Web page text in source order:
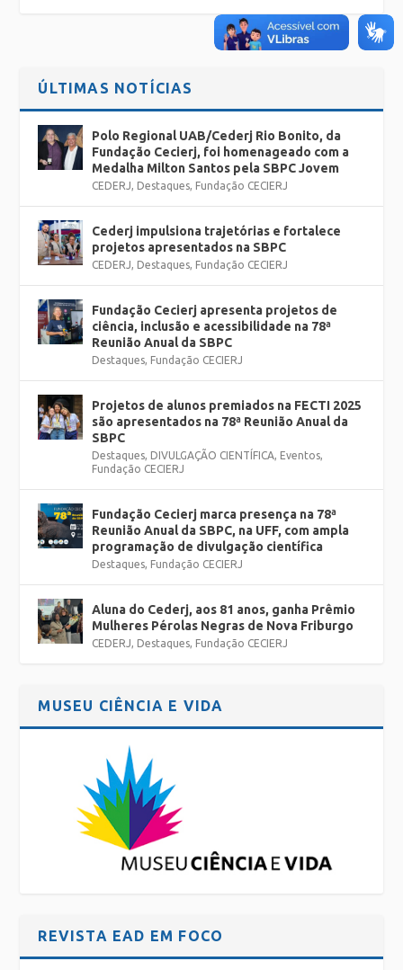
ÚLTIMAS NOTÍCIAS
Polo Regional UAB/Cederj Rio Bonito, da
Fundação Cecierj, foi homenageado com a
Medalha Milton Santos pela SBPC Jovem
CEDERJ Destaques Fundação CECIERJ
Cederj impulsiona trajetórias e fortalece
projetos apresentados na SBPC
CEDERJ Destaques Fundação CECIERJ
Fundação Cecierj apresenta projetos de
ciência, inclusão e acessibilidade na 78ª
Reunião Anual da SBPC
Destaques Fundação CECIERJ
Projetos de alunos premiados na FECTI 2025
são apresentados na 78ª Reunião Anual da
SBPC
Destaques DIVULGAÇÃO CIENTÍFICA Eventos
Fundação CECIERJ
Fundação Cecierj marca presença na 78ª
Reunião Anual da SBPC, na UFF, com ampla
programação de divulgação científica
Destaques Fundação CECIERJ
Aluna do Cederj, aos 81 anos, ganha Prêmio
Mulheres Pérolas Negras de Nova Friburgo
CEDERJ Destaques Fundação CECIERJ
MUSEU CIÊNCIA E VIDA
REVISTA EAD EM FOCO